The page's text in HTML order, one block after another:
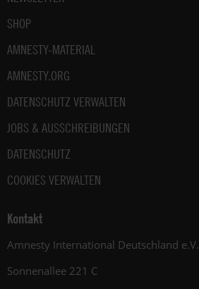
SHOP
AMNESTY-MATERIAL
AMNESTY.ORG
DATENSCHUTZ VERWALTEN
JOBS & AUSSCHREIBUNGEN
DATENSCHUTZ
COOKIES VERWALTEN
Kontakt
Amnesty International Deutschland e.V.
Sonnenallee 221 C